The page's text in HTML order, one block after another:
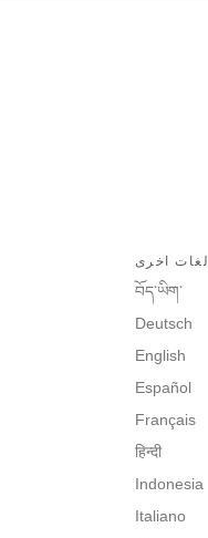
لغات اخرى
བོད་ཡིག་
Deutsch
English
Español
Français
हिन्दी
Indonesia
Italiano